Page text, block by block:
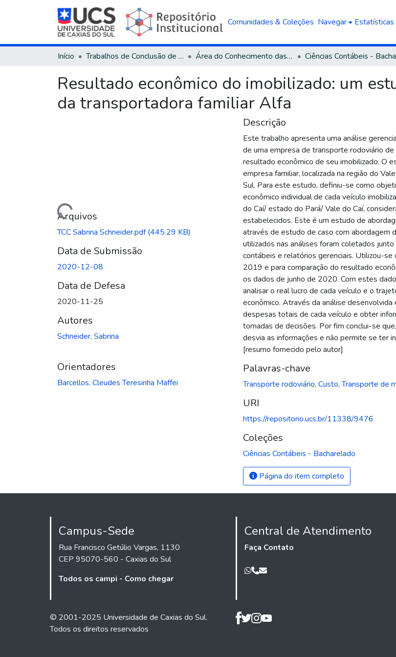
Comunidades & Coleções Navegar Estatísticas
Início Trabalhos de Conclusão de Curso Área do Conhecimento das Ciências Sociais Aplicadas
Resultado econômico do imobilizado: um
da transportadora familiar Alfa
Carregando...
Arquivos
TCC Sabrina Schneider.pdf(445.29 KB)
Data de Submissão
2020-12-08
Data de Defesa
2020-11-25
Autores
Schneider, Sabrina
Orientadores
Barcellos, Cleudes Teresinha Maffei
Descrição
Este trabalho apresenta uma análise
de uma empresa de transporte rodoviário de
resultado econômico de seu imobilizado. O
empresa familiar, localizada na região do
Sul. Para este estudo, definiu-se como
econômico individual de cada veículo
do Caí/ estado do Pará/ Vale do Caí,
estabelecidos. Este é um estudo de
através de estudo de caso com abordagem
utilizados nas análises foram coletados
contábeis e relatórios gerenciais. Utilizou-
2019 e para comparação do resultado
os dados de junho de 2020. Com estes
analisar o real lucro de cada veículo e o
econômico. Através da análise
despesas totais de cada veículo e obter
tomadas de decisões. Por fim conclui-se
desvia as informações e não permite se ter
[resumo fornecido pelo autor]
Palavras-chave
Transporte rodoviário, Custo,Transporte de
URI
https://repositorio.ucs.br/11338/9476
Coleções
Ciências Contábeis - Bacharelado
Página do item completo
Campus-Sede
Rua Francisco Getúlio Vargas, 1130
CEP 95070-560 - Caxias do Sul
Todos os campi - Como chegar
Central de Atendimento
Faça Contato
© 2001-2025 Universidade de Caxias do Sul.
Todos os direitos reservados